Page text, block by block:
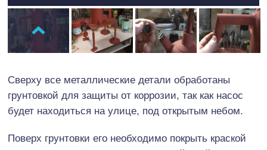
Сверху все металлические детали обработаны
грунтовкой для защиты от коррозии, так как насос
будет находиться на улице, под открытым небом.
Поверх грунтовки его необходимо покрыть краской